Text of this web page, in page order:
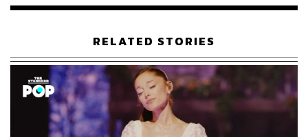
RELATED STORIES